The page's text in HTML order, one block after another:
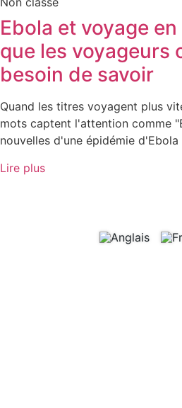
Ebola et voyage
que les voyageurs
besoin de savoir
Quand les titres voyagent plus
mots captent l'attention comme
nouvelles d'une épidémie d'Ebola
Lire plus